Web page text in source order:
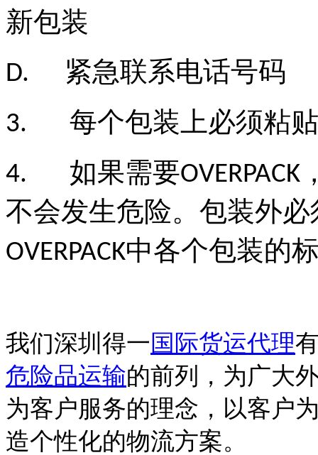
新包装
D. 紧急联系电话号码
3. 每个包装上必须粘
4. 如果需要OVERPACK
不会发生危险。包装外必
OVERPACK中各个包装的
我们深圳得一国际货运代理
危险品运输的前列，为广大
为客户服务的理念，以客户
造个性化的物流方案。